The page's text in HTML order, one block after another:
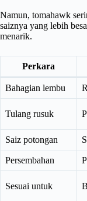
Namun, tomahawk
saiznya yang lebih
menarik.
Perkara
Bahagian lembu
Tulang rusuk
Saiz potongan
Persembahan
Sesuai untuk